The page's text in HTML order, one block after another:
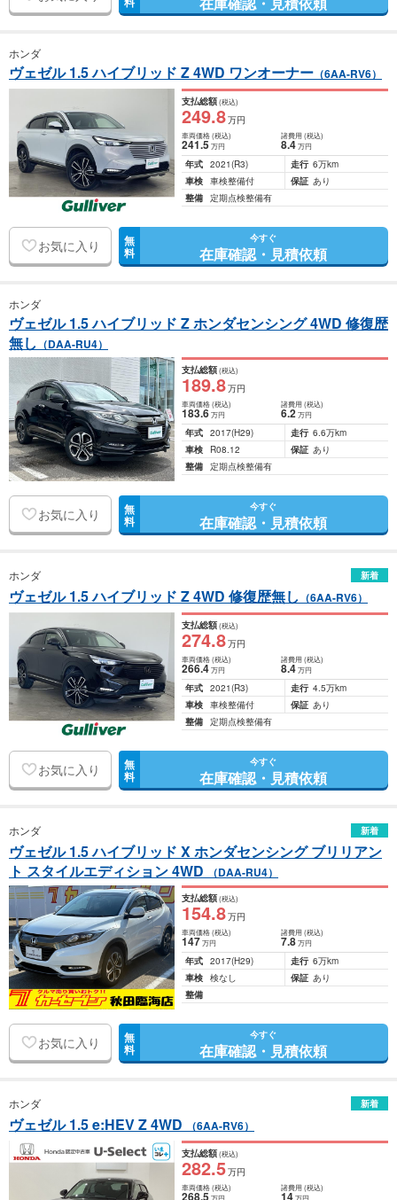
ホンダ
ヴェゼル 1.5 ハイブリッド Z 4WD ワンオーナー （6AA-RV6）
支払総額(税込)
249.8万円
車両価格(税込)
241.5万円
諸費用 (税込)
8.4 万円
年式 2021(R3) 走行 6万km
車検 車検整備付 保証 あり
整備 定期点検整備有
お気に入り 無
料
今すぐ
在庫確認・見積依頼
ホンダ
ヴェゼル 1.5 ハイブリッド Z ホンダセンシング 4WD 修復歴
無し （DAA-RU4）
支払総額(税込)
189.8万円
車両価格(税込)
183.6万円
諸費用 (税込)
6.2 万円
年式 2017(H29) 走行 6.6万km
車検
R08.12 保証 あり
整備 定期点検整備有
お気に入り 無
料
今すぐ
在庫確認・見積依頼
ホンダ 新着
ヴェゼル 1.5 ハイブリッド Z 4WD 修復歴無し （6AA-RV6）
支払総額(税込)
274.8万円
車両価格(税込)
266.4万円
諸費用 (税込)
8.4 万円
年式 2021(R3) 走行 4.5万km
車検 車検整備付 保証 あり
整備 定期点検整備有
お気に入り 無
料
今すぐ
在庫確認・見積依頼
ホンダ 新着
ヴェゼル 1.5 ハイブリッド X ホンダセンシング ブリリアン
ト スタイルエディション 4WD
（DAA-RU4）
支払総額(税込)
154.8万円
車両価格(税込)
147万円
諸費用 (税込)
7.8 万円
年式 2017(H29) 走行 6万km
車検 検なし 保証 あり
整備
お気に入り 無
料
今すぐ
在庫確認・見積依頼
ホンダ 新着
ヴェゼル 1.5 e:HEV Z 4WD （6AA-RV6）
支払総額(税込)
282.5万円
車両価格(税込)
268.5万円
諸費用 (税込)
14 万円